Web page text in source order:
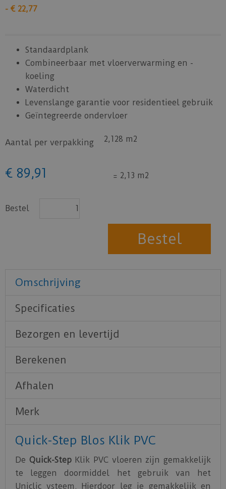
- € 22,77
Standaardplank
Combineerbaar met vloerverwarming en -
koeling
Waterdicht
Levenslange garantie voor residentieel gebruik
Geïntegreerde ondervloer
Aantal per verpakking 2,128 m2
€ 89,91 = 2,13 m2
Bestel
Omschrijving
Specificaties
Bezorgen en levertijd
Berekenen
Afhalen
Merk
Quick-Step Blos Klik PVC
De Quick-StepKlik PVC vloeren zijn gemakkelijk
te leggen doormiddel het gebruik van het
Uniclic ysteem. Hierdoor leg je gemakkelijk en